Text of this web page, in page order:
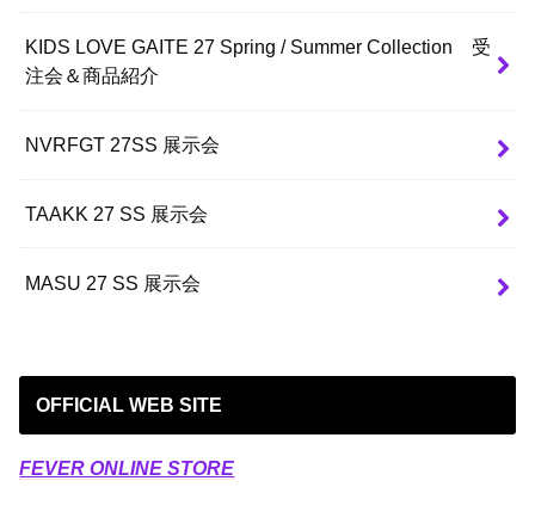
KIDS LOVE GAITE 27 Spring / Summer Collection 受
注会＆商品紹介
NVRFGT 27SS 展示会
TAAKK 27 SS 展示会
MASU 27 SS 展示会
OFFICIAL WEB SITE
FEVER ONLINE STORE